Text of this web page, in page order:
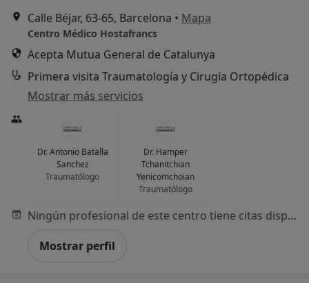
Calle Béjar, 63-65, Barcelona • Mapa
Centro Médico Hostafrancs
Acepta Mutua General de Catalunya
Primera visita Traumatología y Cirugía Ortopédica
Mostrar más servicios
Dr. Antonio Batalla
Sanchez
Traumatólogo
Dr. Hamper
Tchanitchian
Yenicomchoian
Traumatólogo
Ningún profesional de este centro tiene citas disponibles
Mostrar perfil